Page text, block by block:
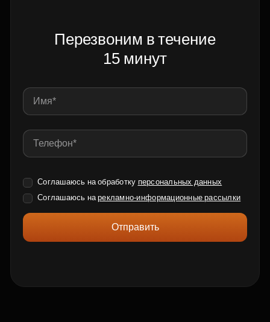
Перезвоним в течение
15 минут
Соглашаюсь на обработку персональных данных
Соглашаюсь нарекламно-информационные рассылки
Отправить